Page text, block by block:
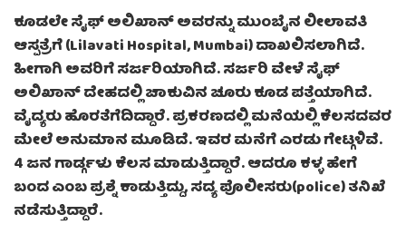
ಕೂಡಲೇ ಸೈಫ್ ಅಲಿಖಾನ್ ಅವರನ್ನು ಮುಂಬೈನ ಲೀಲಾವತಿ
ಆಸ್ಪತ್ರೆಗೆ (Lilavati Hospital, Mumbai) ದಾಖಲಿಸಲಾಗಿದೆ.
ಹೀಗಾಗಿ ಅವರಿಗೆ ಸರ್ಜರಿಯಾಗಿದೆ. ಸರ್ಜರಿ ವೇಳೆ ಸೈಫ್
ಅಲಿಖಾನ್ ದೇಹದಲ್ಲಿ ಚಾಕುವಿನ ಚೂರು ಕೂಡ ಪತ್ತೆಯಾಗಿದೆ.
ವೈದ್ಯರು ಹೊರತೆಗೆದಿದ್ದಾರೆ. ಪ್ರಕರಣದಲ್ಲಿ ಮನೆಯಲ್ಲಿ ಕೆಲಸದವರ
ಮೇಲೆ ಅನುಮಾನ ಮೂಡಿದೆ. ಇವರ ಮನೆಗೆ ಎರಡು ಗೇಟ್ಗಳಿವೆ.
4 ಜನ ಗಾರ್ಡ್ಗಳು ಕೆಲಸ ಮಾಡುತ್ತಿದ್ದಾರೆ. ಆದರೂ ಕಳ್ಳ ಹೇಗೆ
ಬಂದ ಎಂಬ ಪ್ರಶ್ನೆ ಕಾಡುತ್ತಿದ್ದು, ಸದ್ಯ ಪೊಲೀಸರು(police) ತನಿಖೆ
ನಡೆಸುತ್ತಿದ್ದಾರೆ.